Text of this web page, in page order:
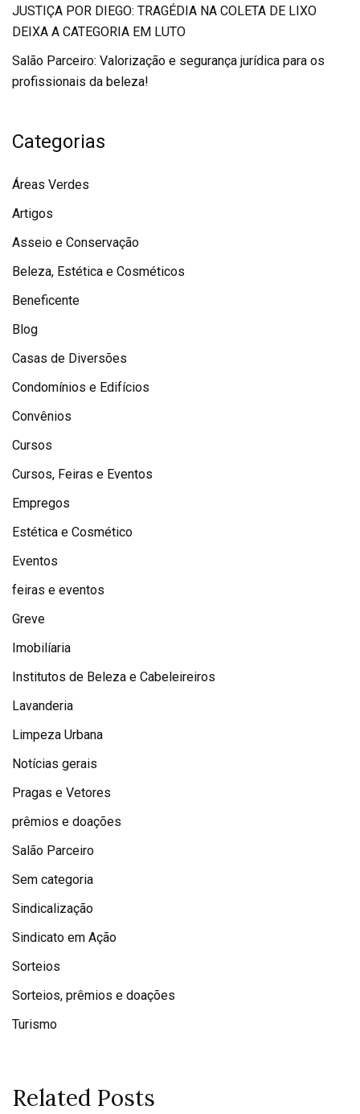
JUSTIÇA POR DIEGO: TRAGÉDIA NA COLETA DE LIXO
DEIXA A CATEGORIA EM LUTO
Salão Parceiro: Valorização e segurança jurídica para os
profissionais da beleza!
Categorias
Áreas Verdes
Artigos
Asseio e Conservação
Beleza, Estética e Cosméticos
Beneficente
Blog
Casas de Diversões
Condomínios e Edifícios
Convênios
Cursos
Cursos, Feiras e Eventos
Empregos
Estética e Cosmético
Eventos
feiras e eventos
Greve
Imobilíaria
Institutos de Beleza e Cabeleireiros
Lavanderia
Limpeza Urbana
Notícias gerais
Pragas e Vetores
prêmios e doações
Salão Parceiro
Sem categoria
Sindicalização
Sindicato em Ação
Sorteios
Sorteios, prêmios e doações
Turismo
Related Posts